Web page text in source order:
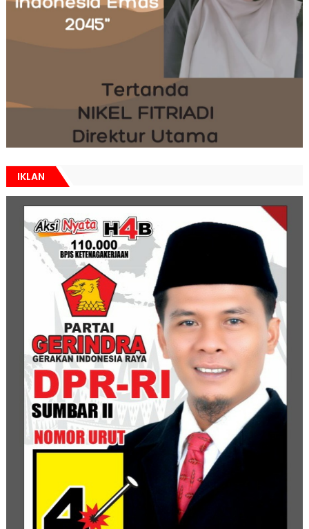
IKLAN